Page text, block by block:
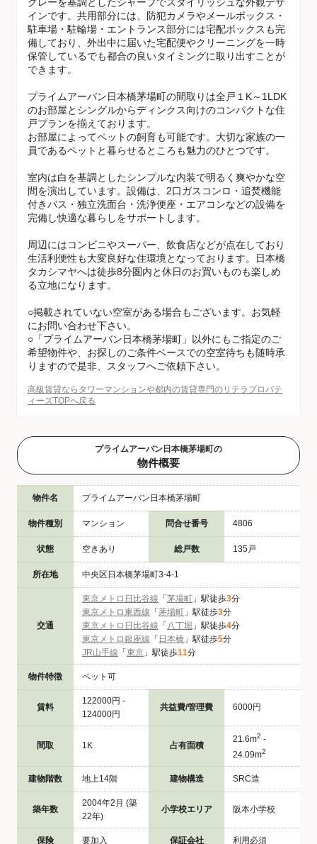
グレーを基調としたシャープでスタイリッシュな外観デザ
インです。共用部分には、防犯カメラやメールボックス・
駐車場・駐輪場・エントランス部分には宅配ボックスも完
備しており、外出中に届いた宅配便やクリーニングを一時
保管しているでも都合の良いタイミングに取り出すことが
できます。
プライムアーバン日本橋茅場町の間取りは全戸１K～1LDK
のお部屋とシングルからディンクス向けのコンパクトな住
戸プランを揃えております。
お部屋によってペットの飼育も可能です。大切な家族の一
員であるペットと暮らせるところも魅力のひとつです。
室内は白を基調としたシンプルな内装で明るく爽やかな空
間を演出しています。設備は、2口ガスコンロ・追焚機能
付きバス・独立洗面台・洗浄便座・エアコンなどの設備を
完備し快適な暮らしをサポートします。
周辺にはコンビニやスーパー、飲食店などが点在しており
生活利便性も大変良好な住環境となっております。日本橋
タカシマヤへは徒歩8分圏内と休日のお買いものも楽しめ
る立地になります。
○掲載されていない空室がある場合もございます。お気軽
にお問い合わせ下さい。
○「プライムアーバン日本橋茅場町」以外にもご指定のご
希望物件や、お探しのご条件ベースでの空室待ちも随時承
りますので是非、スタッフへご依頼下さい。
高級賃貸ならタワーマンションや都内の賃貸専門のリテラプロパテ
ィーズTOPへ戻る
プライムアーバン日本橋茅場町の
物件概要
物件名 プライムアーバン日本橋茅場町
物件種別 マンション 問合せ番号 4806
状態 空きあり 総戸数 135戸
所在地 中央区日本橋茅場町3-4-1
交通
東京メトロ日比谷線 「 茅場町 」駅徒歩3分
東京メトロ東西線 「 茅場町 」駅徒歩3分
東京メトロ日比谷線 「 八丁堀 」駅徒歩4分
東京メトロ銀座線 「 日本橋 」駅徒歩5分
JR山手線 「 東京 」駅徒歩11分
物件特徴 ペット可
賃料
122000円 -
124000円
共益費/管理費 6000円
間取 1K 占有面積
21.6m2 -
24.09m2
建物階数 地上14階 建物構造 SRC造
築年数
2004年2月 (築
22年)
小学校エリア 阪本小学校
保険 要加入 保証会社 利用必須